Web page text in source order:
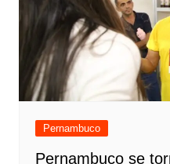
Pernambuco
Pernambuco se